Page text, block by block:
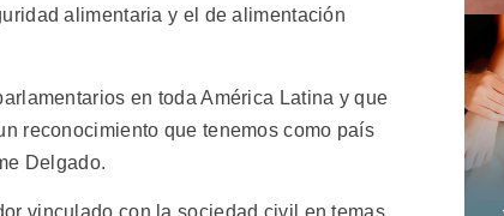
alimentaria y el de alimentación
en toda América Latina y que
reconocimiento que tenemos como país
Delgado.
vinculado con la sociedad civil en temas